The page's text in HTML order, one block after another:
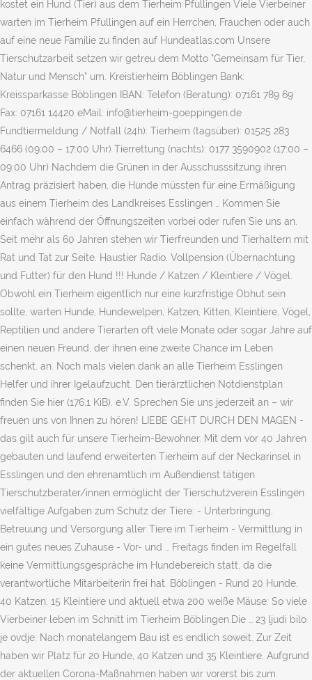
kostet ein Hund (Tier) aus dem Tierheim Pfullingen Viele Vierbeiner
warten im Tierheim Pfullingen auf ein Herrchen, Frauchen oder auch
auf eine neue Familie zu finden auf Hundeatlas.com Unsere
Tierschutzarbeit setzen wir getreu dem Motto "Gemeinsam für Tier,
Natur und Mensch" um. Kreistierheim Böblingen Bank:
Kreissparkasse Böblingen IBAN: Telefon (Beratung): 07161 789 69
Fax: 07161 14420 eMail: info@tierheim-goeppingen.de
Fundtiermeldung / Notfall (24h): Tierheim (tagsüber): 01525 283
6466 (09:00 – 17:00 Uhr) Tierrettung (nachts): 0177 3590902 (17:00 –
09:00 Uhr) Nachdem die Grünen in der Ausschusssitzung ihren
Antrag präzisiert haben, die Hunde müssten für eine Ermäßigung
aus einem Tierheim des Landkreises Esslingen … Kommen Sie
einfach während der Öffnungszeiten vorbei oder rufen Sie uns an.
Seit mehr als 60 Jahren stehen wir Tierfreunden und Tierhaltern mit
Rat und Tat zur Seite. Haustier Radio. Vollpension (Übernachtung
und Futter) für den Hund !!! Hunde / Katzen / Kleintiere / Vögel.
Obwohl ein Tierheim eigentlich nur eine kurzfristige Obhut sein
sollte, warten Hunde, Hundewelpen, Katzen, Kitten, Kleintiere, Vögel,
Reptilien und andere Tierarten oft viele Monate oder sogar Jahre auf
einen neuen Freund, der ihnen eine zweite Chance im Leben
schenkt. an. Noch mals vielen dank an alle Tierheim Esslingen
Helfer und ihrer Igelaufzucht. Den tierärztlichen Notdienstplan
finden Sie hier (176,1 KiB). e.V. Sprechen Sie uns jederzeit an – wir
freuen uns von Ihnen zu hören! LIEBE GEHT DURCH DEN MAGEN -
das gilt auch für unsere Tierheim-Bewohner. Mit dem vor 40 Jahren
gebauten und laufend erweiterten Tierheim auf der Neckarinsel in
Esslingen und den ehrenamtlich im Außendienst tätigen
Tierschutzberater/innen ermöglicht der Tierschutzverein Esslingen
vielfältige Aufgaben zum Schutz der Tiere: - Unterbringung,
Betreuung und Versorgung aller Tiere im Tierheim - Vermittlung in
ein gutes neues Zuhause - Vor- und … Freitags finden im Regelfall
keine Vermittlungsgespräche im Hundebereich statt, da die
verantwortliche Mitarbeiterin frei hat. Böblingen - Rund 20 Hunde,
40 Katzen, 15 Kleintiere und aktuell etwa 200 weiße Mäuse: So viele
Vierbeiner leben im Schnitt im Tierheim Böblingen.Die … 23 ljudi bilo
je ovdje. Nach monatelangem Bau ist es endlich soweit. Zur Zeit
haben wir Platz für 20 Hunde, 40 Katzen und 35 Kleintiere. Aufgrund
der aktuellen Corona-Maßnahmen haben wir vorerst bis zum